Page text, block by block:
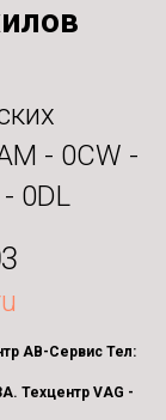
- 0CW -
0DL
АВ-Сервис Тел:
Техцентр VAG -